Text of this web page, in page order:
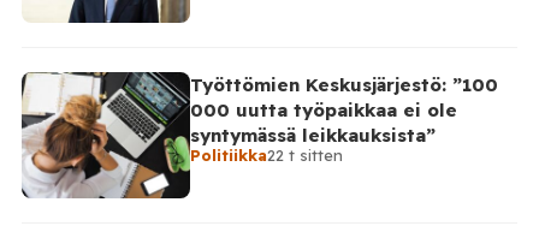
Työttömien Keskusjärjestö: ”100
000 uutta työpaikkaa ei ole
syntymässä leikkauksista”
Politiikka22 t sitten